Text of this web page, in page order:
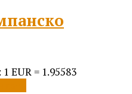
EUR = 1.95583